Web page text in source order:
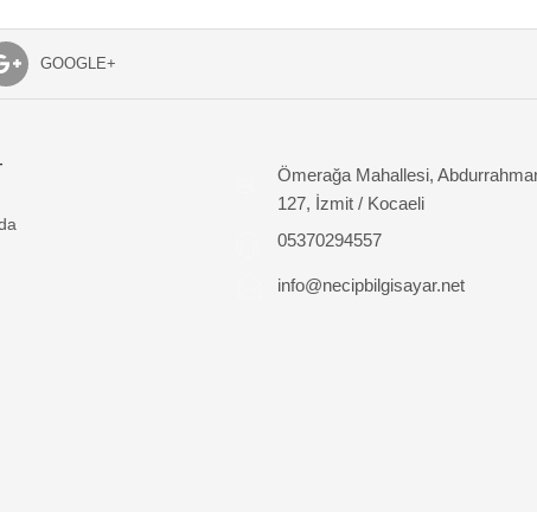
GOOGLE+
Ömerağa Mahallesi,
127, İzmit / Kocaeli
05370294557
info@necipbilgisayar.net